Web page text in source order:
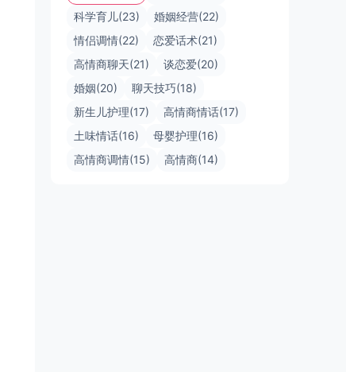
科学育儿(23)
婚姻经营(22)
情侣调情(22)
恋爱话术(21)
高情商聊天(21)
谈恋爱(20)
婚姻(20)
聊天技巧(18)
新生儿护理(17)
高情商情话(17)
土味情话(16)
母婴护理(16)
高情商调情(15)
高情商(14)